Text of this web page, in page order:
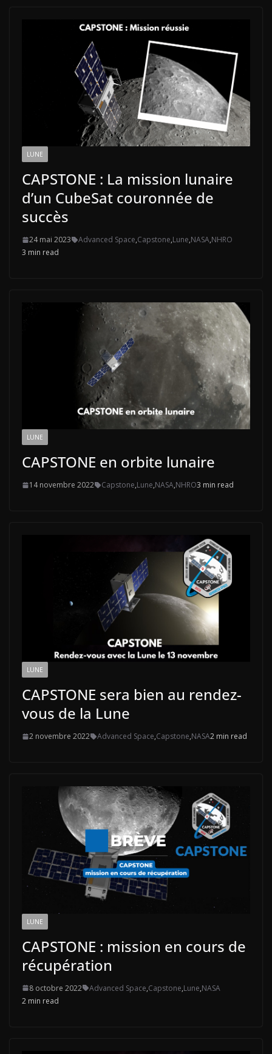
LUNE
CAPSTONE : La mission lunaire
d’un CubeSat couronnée de
succès
24 mai 2023 Advanced Space,Capstone,Lune,NASA,NHRO
3 min read
LUNE
CAPSTONE en orbite lunaire
14 novembre 2022 Capstone,Lune,NASA,NHRO3 min read
LUNE
CAPSTONE sera bien au rendez-
vous de la Lune
2 novembre 2022 Advanced Space,Capstone,NASA2 min read
LUNE
CAPSTONE : mission en cours de
récupération
8 octobre 2022 Advanced Space,Capstone,Lune,NASA
2 min read